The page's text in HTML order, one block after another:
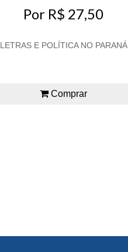
Por R$ 27,50
LETRAS E POLÍTICA NO PARANÁ
Comprar